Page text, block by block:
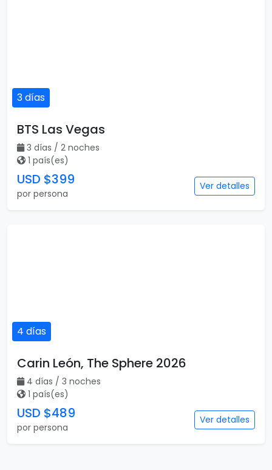
3 días
BTS Las Vegas
3 días / 2 noches
1 país(es)
USD $399
por persona
Ver detalles
4 días
Carin León, The Sphere 2026
4 días / 3 noches
1 país(es)
USD $489
por persona
Ver detalles